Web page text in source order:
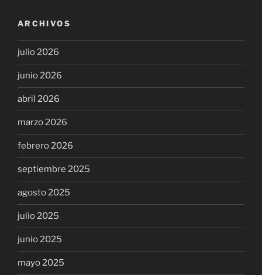
ARCHIVOS
julio 2026
junio 2026
abril 2026
marzo 2026
febrero 2026
septiembre 2025
agosto 2025
julio 2025
junio 2025
mayo 2025